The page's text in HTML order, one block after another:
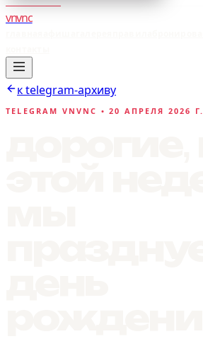
vnvnc
к telegram-архиву
TELEGRAM VNVNC • 20 АПРЕЛЯ 2026 Г.